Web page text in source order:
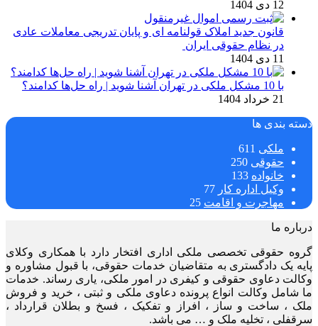
12 دی 1404
قانون جدید املاک قولنامه ای و پایان تدریجی معاملات عادی
در نظام حقوقی ایران
11 دی 1404
با 10 مشکل ملکی در تهران آشنا شوید | راه حل‌ها کدامند؟
21 خرداد 1404
دسته بندی ها
ملکی 611
حقوقی 250
خانواده 133
وکیل اداره کار 77
مهاجرت و اقامت 25
درباره ما
گروه حقوقی تخصصی ملکی اداری افتخار دارد با همکاری وکلای
پایه یک دادگستری به متقاضیان خدمات حقوقی، با قبول مشاوره و
وکالت دعاوی حقوقی و کیفری در امور ملکی، یاری رساند. خدمات
ما شامل وکالت انواع پرونده دعاوی ملکی و ثبتی ، خرید و فروش
ملک ، ساخت و ساز ، افراز و تفکیک ، فسخ و بطلان قرارداد ،
سرقفلی ، تخلیه ملک و … می باشد.